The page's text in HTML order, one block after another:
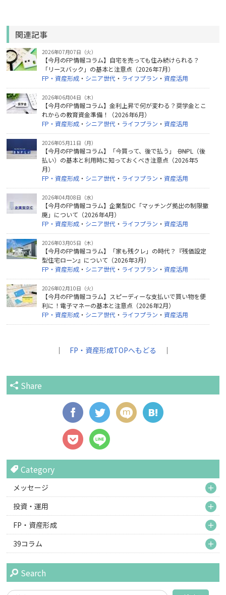
関連記事
2026年07月07日（火）
【今月のFP情報コラム】自宅を売っても住み続けられる？
「リースバック」の基本と注意点（2026年7月）
FP・資産形成 ・ シニア世代 ・ ライフプラン ・資産活用
2026年06月04日（木）
【今月のFP情報コラム】金利上昇で何が変わる？奨学金とこ
れからの教育資金準備！（2026年6月）
FP・資産形成 ・ シニア世代 ・ ライフプラン ・資産活用
2026年05月11日（月）
【今月のFP情報コラム】「今買って、後で払う」 ―― BNPL（後
払い）の基本と利用時に知っておくべき注意点（2026年5
月）
FP・資産形成 ・ シニア世代 ・ ライフプラン ・資産活用
2026年04月08日（水）
【今月のFP情報コラム】企業型DC「マッチング拠出の制限撤
廃」について（2026年4月）
FP・資産形成 ・ シニア世代 ・ ライフプラン ・資産活用
2026年03月05日（木）
【今月のFP情報コラム】「家も残クレ」の時代？『残価設定
型住宅ローン』について（2026年3月）
FP・資産形成 ・ シニア世代 ・ ライフプラン ・資産活用
2026年02月10日（火）
【今月のFP情報コラム】スピーディーな支払いで買い物を便
利に！電子マネーの基本と注意点（2026年2月）
FP・資産形成 ・ シニア世代 ・ ライフプラン ・資産活用
｜ FP・資産形成TOPへもどる ｜
Share
Category
メッセージ
投資・運用
FP・資産形成
39コラム
Search